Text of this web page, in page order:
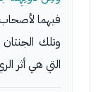
فيهما
وتلك الجنتان
التي هي أثر